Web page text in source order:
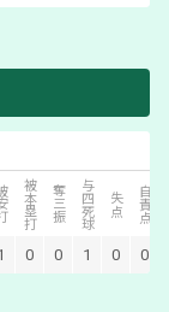
打 被本塁打 奪三振 与四死球 失点 自責点
0 0 1 0 0